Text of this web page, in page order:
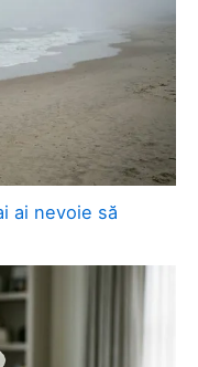
ai nevoie să